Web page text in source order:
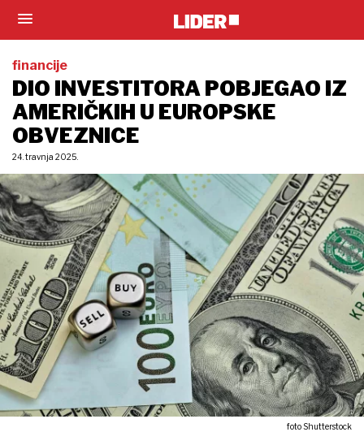
financije
DIO INVESTITORA POBJEGAO IZ
AMERIČKIH U EUROPSKE
OBVEZNICE
24. travnja 2025.
foto Shutterstock